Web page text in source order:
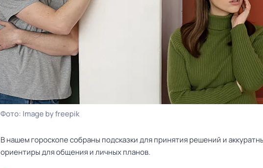
Фото: Image by freepik
В нашем гороскопе собраны подсказки для принятия решений и
ориентиры для общения и личных планов.